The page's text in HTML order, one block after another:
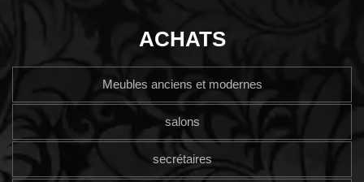
ACHATS
Meubles anciens et modernes
salons
secrétaires